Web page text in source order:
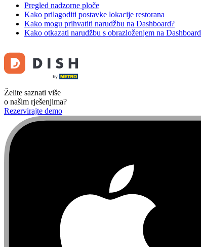
Pregled nadzorne ploče
Kako prilagoditi postavke lokacije restorana
Kako mogu prihvatiti narudžbu na Dashboard?
Kako otkazati narudžbu s obrazloženjem na Dashboard
Želite saznati više
o našim rješenjima?
Rezervirajte demo